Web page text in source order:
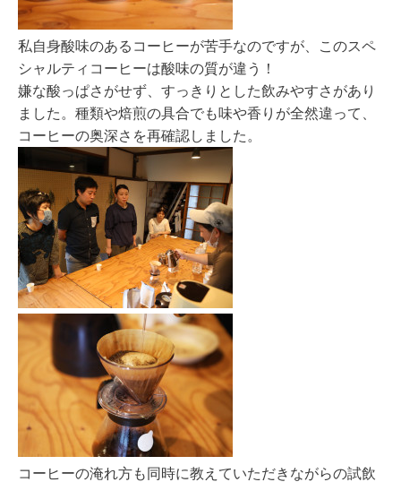
私自身酸味のあるコーヒーが苦手なのですが、このスペ
シャルティコーヒーは酸味の質が違う！
嫌な酸っぱさがせず、すっきりとした飲みやすさがあり
ました。 種類や焙煎の具合でも味や香りが全然違って、
コーヒーの奥深さを再確認しました。
コーヒーの淹れ方も同時に教えていただきながらの試飲